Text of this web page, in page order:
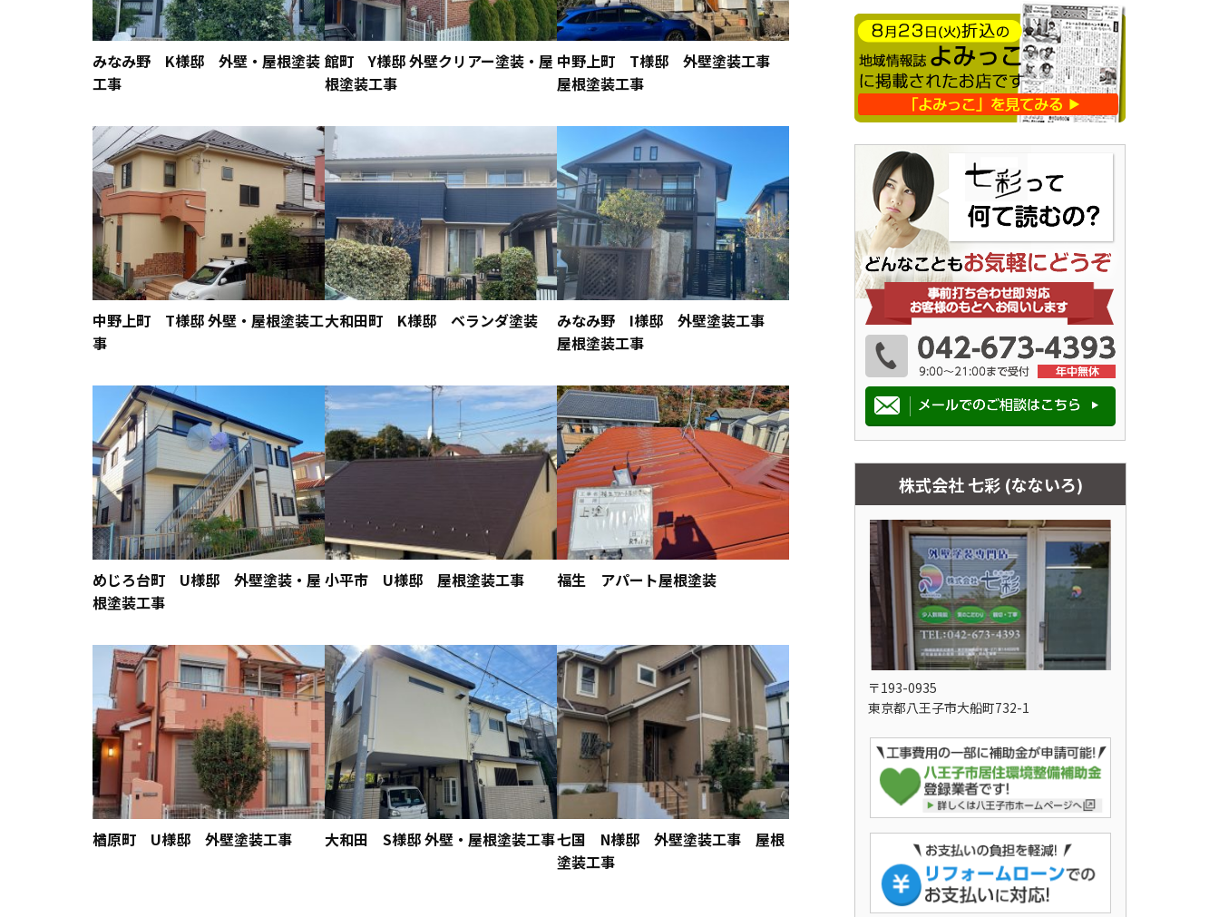
みなみ野 K様邸 外壁・屋根塗装
工事
館町 Y様邸 外壁クリアー塗装・屋
根塗装工事
中野上町 T様邸 外壁塗装工事
屋根塗装工事
中野上町 T様邸 外壁・屋根塗装工
事
大和田町 K様邸 ベランダ塗装
みなみ野 I様邸 外壁塗装工事
屋根塗装工事
めじろ台町 U様邸 外壁塗装・屋
根塗装工事
小平市 U様邸 屋根塗装工事 福生 アパート屋根塗装
楢原町 U様邸 外壁塗装工事 大和田 S様邸 外壁・屋根塗装工事七国 N様邸 外壁塗装工事 屋根
塗装工事
株式会社 七彩 (なないろ)
〒193-0935
東京都八王子市大船町732-1